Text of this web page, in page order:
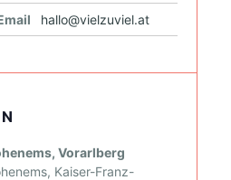
hallo@vielzuviel.at
Vorarlberg
Kaiser-Franz-